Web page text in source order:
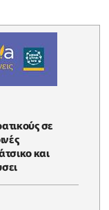
σε
και